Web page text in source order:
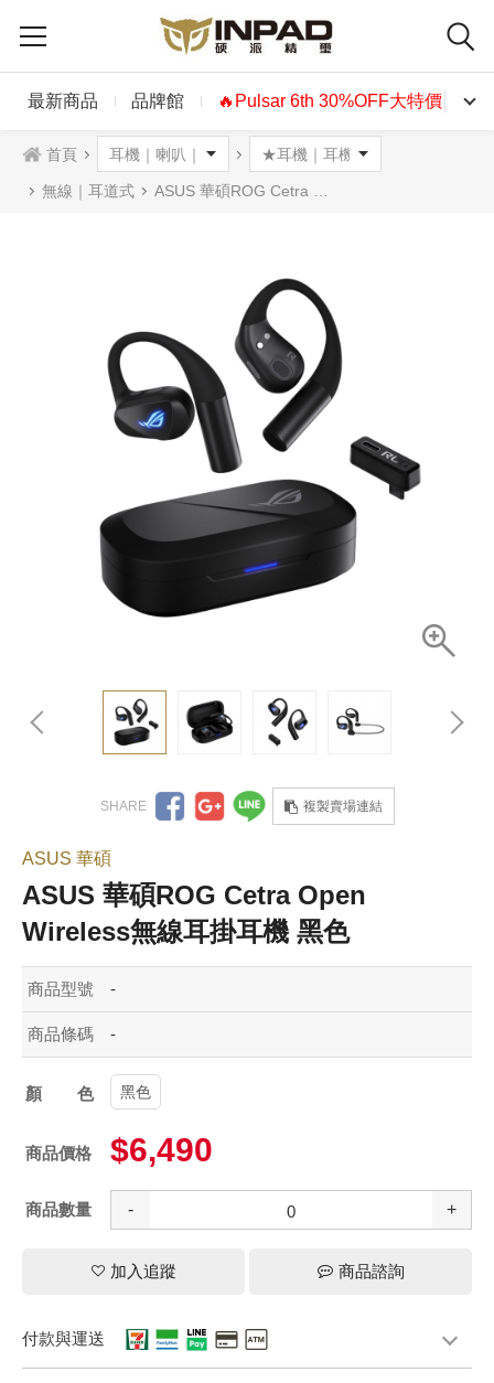
最新商品 品牌館 🔥Pulsar 6th 30%OFF大特價🔥
首頁
無線｜耳道式 ASUS 華碩ROG Cetra Open Wireless無線耳掛耳機 黑色
複製賣場連結
ASUS 華碩
ASUS 華碩ROG Cetra Open
Wireless無線耳掛耳機 黑色
商品型號 -
商品條碼 -
顏色黑色
商品價格 $6,490
商品數量 - +
加入追蹤 商品諮詢
付款與運送